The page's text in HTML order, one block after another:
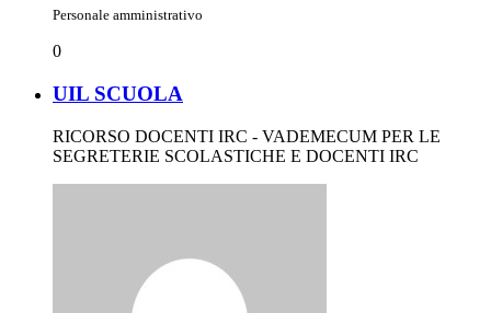
Personale amministrativo
0
UIL SCUOLA
RICORSO DOCENTI IRC - VADEMECUM PER LE
SEGRETERIE SCOLASTICHE E DOCENTI IRC